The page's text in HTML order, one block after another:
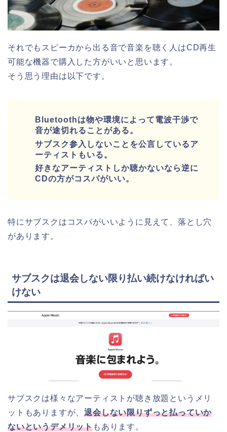
それでもスピーカから出る音で音楽を聴く人はCD再生
可能な機器で購入した方がいいと思います。
そう思う理由は以下です。
Bluetoothは物や環境によって電波干渉で
音が途切れることがある。
サブスク参入しないことを公言しているア
ーティストもいる。
好きなアーティストしか聴かないなら逆に
CDの方がコスパがいい。
特にサブスクはコスパがいいように見えて、落とし穴
があります。
サブスクは退会しない限り払い続けなければい
けない
サブスクは様々なアーティストが聴き放題というメリ
ットもありますが、退会しない限りずっと払っていか
ないというデメリットもあります。